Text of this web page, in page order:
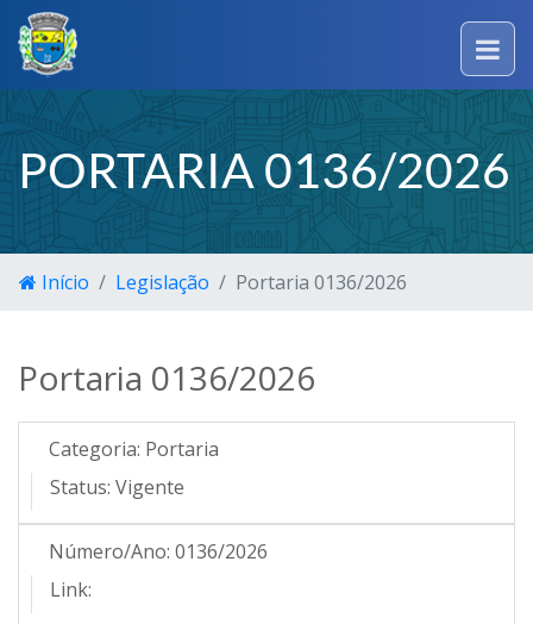
PORTARIA 0136/2026
Início Legislação Portaria 0136/2026
Portaria 0136/2026
Categoria: Portaria
Status: Vigente
Número/Ano: 0136/2026
Link: